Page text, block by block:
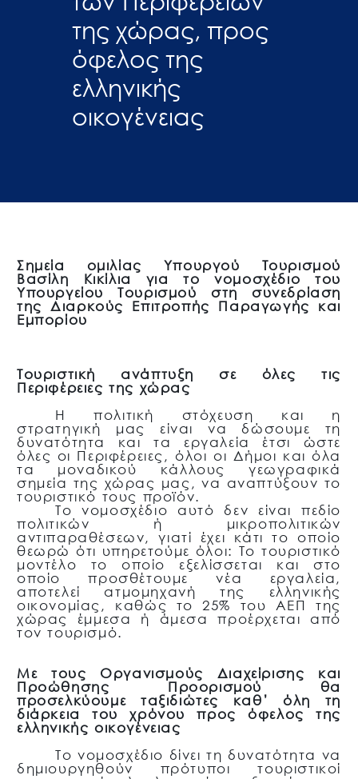
της χώρας, προς
όφελος της
ελληνικής
οικογένειας
Σημεία ομιλίας Υπουργού Τουρισμού
Βασίλη Κικίλια για το νομοσχέδιο του
Υπουργείου Τουρισμού στη συνεδρίαση
της Διαρκούς Επιτροπής Παραγωγής και
Εμπορίου
Τουριστική ανάπτυξη σε όλες τις
Περιφέρειες της χώρας
Η πολιτική στόχευση και η
στρατηγική μας είναι να δώσουμε τη
δυνατότητα και τα εργαλεία έτσι ώστε
όλες οι Περιφέρειες, όλοι οι Δήμοι και όλα
τα μοναδικού κάλλους γεωγραφικά
σημεία της χώρας μας, να αναπτύξουν το
τουριστικό τους προϊόν.
Το νομοσχέδιο αυτό δεν είναι πεδίο
πολιτικών ή μικροπολιτικών
αντιπαραθέσεων, γιατί έχει κάτι το οποίο
θεωρώ ότι υπηρετούμε όλοι: Το τουριστικό
μοντέλο το οποίο εξελίσσεται και στο
οποίο προσθέτουμε νέα εργαλεία,
αποτελεί ατμομηχανή της ελληνικής
οικονομίας, καθώς το 25% του ΑΕΠ της
χώρας έμμεσα ή άμεσα προέρχεται από
τον τουρισμό.
Με τους Οργανισμούς Διαχείρισης και
Προώθησης Προορισμού θα
προσελκύουμε ταξιδιώτες καθ’ όλη τη
διάρκεια του χρόνου προς όφελος της
ελληνικής οικογένειας
Το νομοσχέδιο δίνει τη δυνατότητα να
δημιουργηθούν πρότυποι τουριστικοί